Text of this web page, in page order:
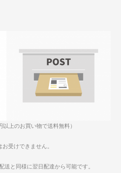
上のお買い物で送料無料）
受けできません。
送と同様に翌日配達から可能です。